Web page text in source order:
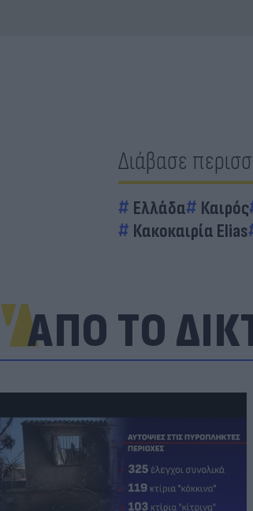
Διάβασε
Ελλάδα Καιρός
Κακοκαιρία Elias
ΑΠΟ ΤΟ